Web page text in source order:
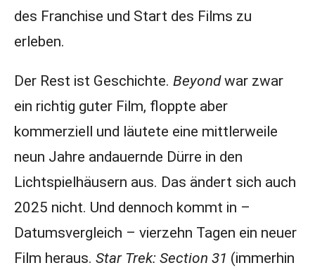
des Franchise und Start des Films zu
erleben.
Der Rest ist Geschichte. Beyondwar zwar
ein richtig guter Film, floppte aber
kommerziell und läutete eine mittlerweile
neun Jahre andauernde Dürre in den
Lichtspielhäusern aus. Das ändert sich auch
2025 nicht. Und dennoch kommt in –
Datumsvergleich – vierzehn Tagen ein neuer
Film heraus. Star Trek: Section 31 (immerhin